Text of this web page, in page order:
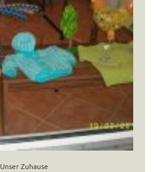
Unser Zuhause